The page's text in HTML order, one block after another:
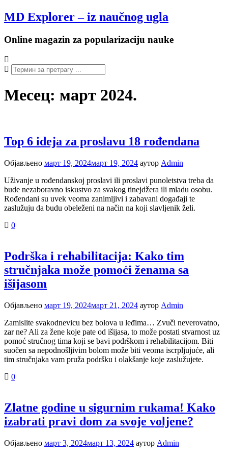
Настави
на
MD Explorer – iz naučnog ugla
Online magazin za popularizaciju nauke
Месец: март 2024.
Top 6 ideja za proslavu 18 rođendana
Објављено март 19, 2024март 19, 2024 аутор Admin
Uživanje u rođendanskoj proslavi ili proslavi punoletstva treba da
bude nezaboravno iskustvo za svakog tinejdžera ili mladu osobu.
Rođendani su uvek veoma zanimljivi i zabavani događaji te
zaslužuju da budu obeleženi na način na koji slavljenik želi.
0
Podrška i rehabilitacija: Kako tim
stručnjaka može pomoći ženama sa
išijasom
Објављено март 19, 2024март 21, 2024 аутор Admin
Zamislite svakodnevicu bez bolova u leđima… Zvuči neverovatno,
zar ne? Ali za žene koje pate od išijasa, to može postati stvarnost uz
pomoć stručnog tima koji se bavi podrškom i rehabilitacijom. Biti
suočen sa nepodnošljivim bolom može biti veoma iscrpljujuće, ali
tim stručnjaka vam pruža podršku i olakšanje koje zaslužujete.
0
Zlatne godine u sigurnim rukama! Kako
izabrati pravi dom za svoje voljene?
Објављено март 3, 2024март 13, 2024 аутор Admin